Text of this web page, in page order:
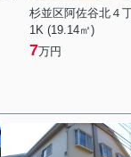
杉並区阿佐谷北４
1K (19.14㎡)
7万円